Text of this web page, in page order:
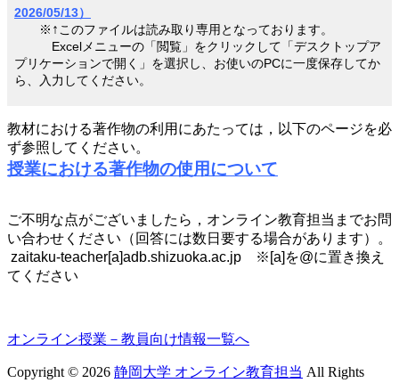
2026/05/13）
※ ↑ このファイルは読み取り専用となっております。
Excelメニューの「閲覧」をクリックして「デスクトップア
プリケーションで開く」を選択し、お使いのPCに一度保存してか
ら、入力してください。
教材における著作物の利用にあたっては，以下のページを必
ず参照してください。
授業における著作物の使用について
ご不明な点がございましたら，オンライン教育担当までお問
い合わせください（回答には数日要する場合があります）。
zaitaku-teacher[a]adb.shizuoka.ac.jp ※[a]を@に置き換え
てください
オンライン授業－教員向け情報一覧へ
Copyright © 2026 静岡大学 オンライン教育担当 All Rights